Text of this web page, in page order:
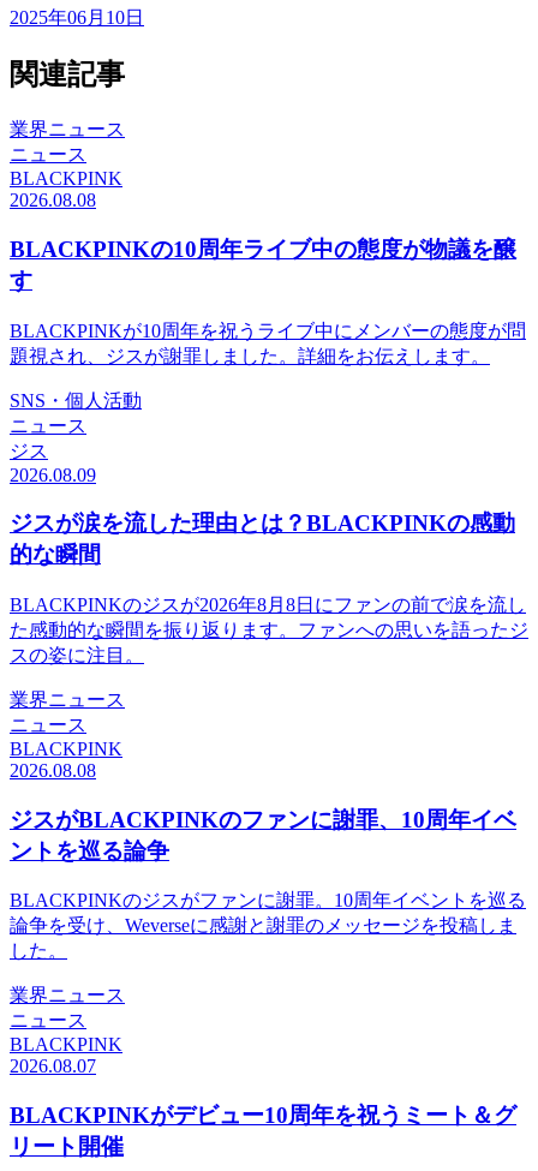
2025年06月10日
関連記事
業界ニュース
ニュース
BLACKPINK
2026.08.08
BLACKPINKの10周年ライブ中の態度が物議を醸
す
BLACKPINKが10周年を祝うライブ中にメンバーの態度が問
題視され、ジスが謝罪しました。詳細をお伝えします。
SNS・個人活動
ニュース
ジス
2026.08.09
ジスが涙を流した理由とは？BLACKPINKの感動
的な瞬間
BLACKPINKのジスが2026年8月8日にファンの前で涙を流し
た感動的な瞬間を振り返ります。ファンへの思いを語ったジ
スの姿に注目。
業界ニュース
ニュース
BLACKPINK
2026.08.08
ジスがBLACKPINKのファンに謝罪、10周年イベ
ントを巡る論争
BLACKPINKのジスがファンに謝罪。10周年イベントを巡る
論争を受け、Weverseに感謝と謝罪のメッセージを投稿しま
した。
業界ニュース
ニュース
BLACKPINK
2026.08.07
BLACKPINKがデビュー10周年を祝うミート＆グ
リート開催